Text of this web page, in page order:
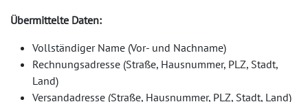
Übermittelte Daten:
Vollständiger Name (Vor- und Nachname)
Rechnungsadresse (Straße, Hausnummer, PLZ, Stadt,
Land)
Versandadresse (Straße, Hausnummer, PLZ, Stadt, Land)